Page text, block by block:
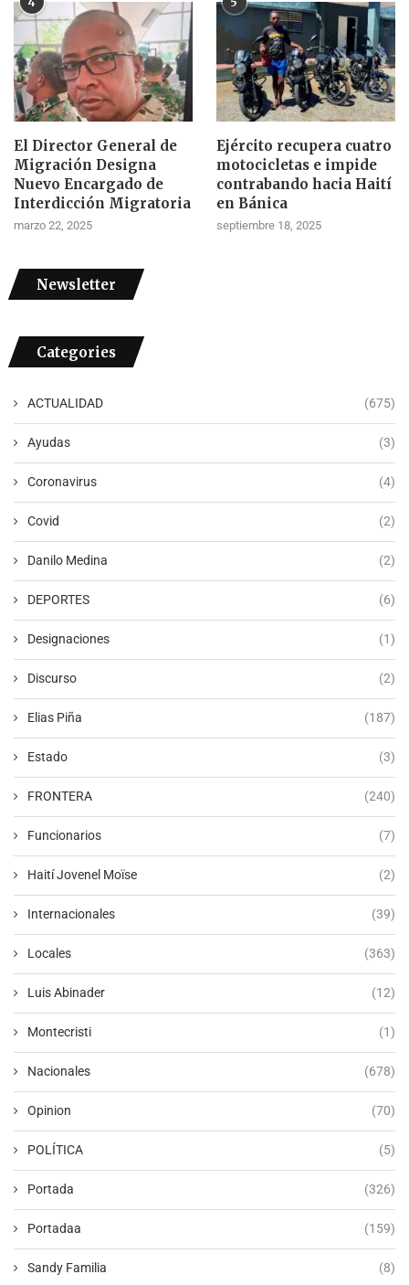
El Director General de
Migración Designa
Nuevo Encargado de
Interdicción Migratoria
marzo 22, 2025
Ejército recupera cuatro
motocicletas e impide
contrabando hacia Haití
en Bánica
septiembre 18, 2025
Newsletter
Categories
ACTUALIDAD (675)
Ayudas (3)
Coronavirus (4)
Covid (2)
Danilo Medina (2)
DEPORTES (6)
Designaciones (1)
Discurso (2)
Elias Piña (187)
Estado (3)
FRONTERA (240)
Funcionarios (7)
Haití Jovenel Moïse (2)
Internacionales (39)
Locales (363)
Luis Abinader (12)
Montecristi (1)
Nacionales (678)
Opinion (70)
POLÍTICA (5)
Portada (326)
Portadaa (159)
Sandy Familia (8)